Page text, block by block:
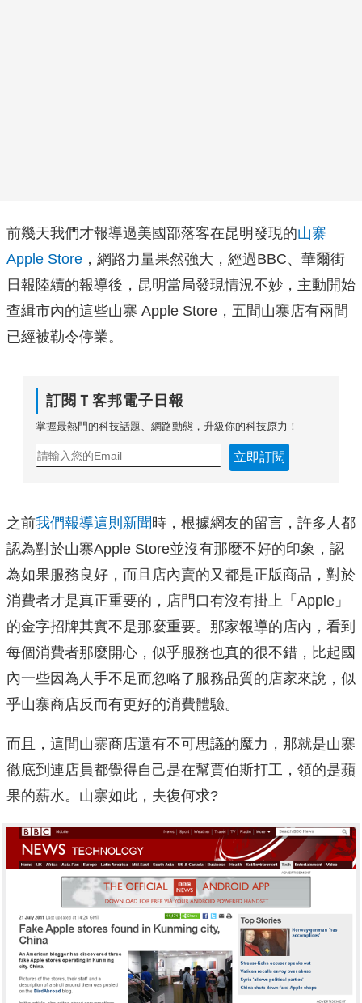
前幾天我們才報導過美國部落客在昆明發現的山寨
Apple Store ，網路力量果然強大，經過BBC、華爾街
日報陸續的報導後，昆明當局發現情況不妙，主動開始
查緝市內的這些山寨 Apple Store，五間山寨店有兩間
已經被勒令停業。
訂閱Ｔ客邦電子日報
掌握最熱門的科技話題、網路動態，升級你的科技原力！
立即訂閱
之前我們報導這則新聞時，根據網友的留言，許多人都
認為對於山寨Apple Store並沒有那麼不好的印象，認
為如果服務良好，而且店內賣的又都是正版商品，對於
消費者才是真正重要的，店門口有沒有掛上「Apple」
的金字招牌其實不是那麼重要。那家報導的店內，看到
每個消費者那麼開心，似乎服務也真的很不錯，比起國
內一些因為人手不足而忽略了服務品質的店家來說，似
乎山寨商店反而有更好的消費體驗。
而且，這間山寨商店還有不可思議的魔力，那就是山寨
徹底到連店員都覺得自己是在幫賈伯斯打工，領的是蘋
果的薪水。山寨如此，夫復何求?